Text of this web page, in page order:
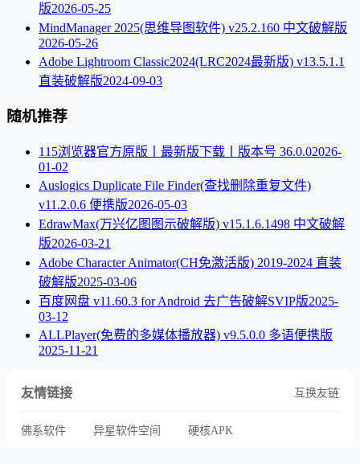
版2026-05-25
MindManager 2025(思维导图软件) v25.2.160 中文破解版
2026-05-26
Adobe Lightroom Classic2024(LRC2024最新版) v13.5.1.1
直装破解版2024-09-03
随机推荐
115浏览器官方原版丨最新版下载丨版本号 36.0.02026-
01-02
Auslogics Duplicate File Finder(查找删除重复文件)
v11.2.0.6 便携版2026-05-03
EdrawMax(万兴亿图图示破解版) v15.1.6.1498 中文破解
版2026-03-21
Adobe Character Animator(CH免激活版) 2019-2024 直装
破解版2025-03-06
百度网盘 v11.60.3 for Android 去广告破解SVIP版2025-
03-12
ALLPlayer(免费的多媒体播放器) v9.5.0.0 多语便携版
2025-11-21
友情链接 互换友链
佛系软件 异星软件空间 硬核APK